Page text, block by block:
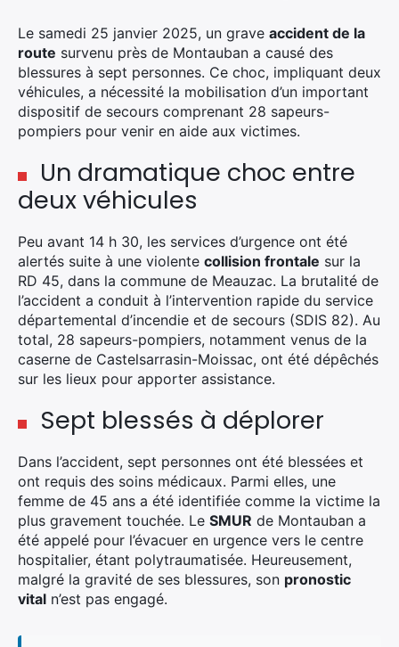
Le samedi 25 janvier 2025, un grave accident de la
route survenu près de Montauban a causé des
blessures à sept personnes. Ce choc, impliquant deux
véhicules, a nécessité la mobilisation d’un important
dispositif de secours comprenant 28 sapeurs-
pompiers pour venir en aide aux victimes.
Un dramatique choc entre
deux véhicules
Peu avant 14 h 30, les services d’urgence ont été
alertés suite à une violente collision frontale sur la
RD 45, dans la commune de Meauzac. La brutalité de
l’accident a conduit à l’intervention rapide du service
départemental d’incendie et de secours (SDIS 82). Au
total, 28 sapeurs-pompiers, notamment venus de la
caserne de Castelsarrasin-Moissac, ont été dépêchés
sur les lieux pour apporter assistance.
Sept blessés à déplorer
Dans l’accident, sept personnes ont été blessées et
ont requis des soins médicaux. Parmi elles, une
femme de 45 ans a été identifiée comme la victime la
plus gravement touchée. Le SMUR de Montauban a
été appelé pour l’évacuer en urgence vers le centre
hospitalier, étant polytraumatisée. Heureusement,
malgré la gravité de ses blessures, son pronostic
vital n’est pas engagé.